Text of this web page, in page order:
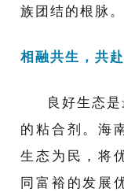
族团结的根脉。
相融共生，共
良好生态
的粘合剂。海
生态为民，将
同富裕的发展